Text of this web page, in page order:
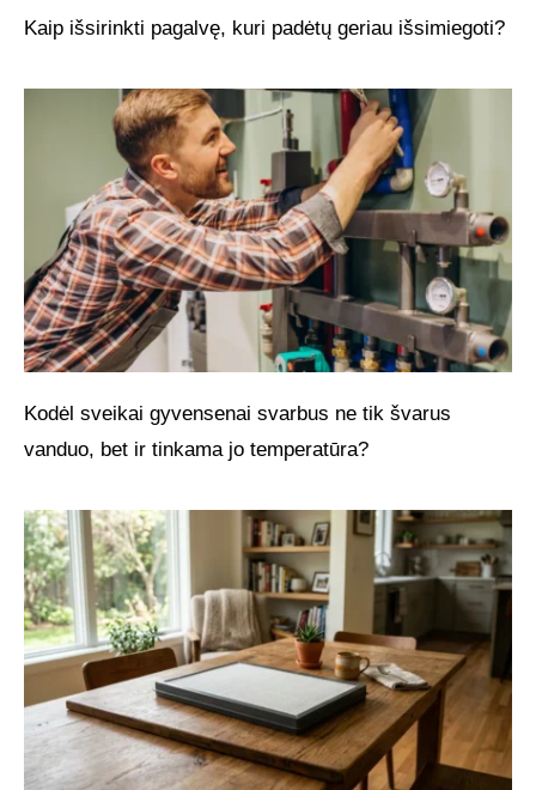
Kaip išsirinkti pagalvę, kuri padėtų geriau išsimiegoti?
Kodėl sveikai gyvensenai svarbus ne tik švarus
vanduo, bet ir tinkama jo temperatūra?